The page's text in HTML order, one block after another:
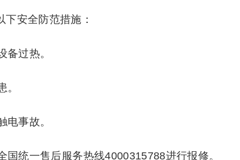
安全防范措施：
备过热。
。
电事故。
统一售后服务热线4000315788进行报修。